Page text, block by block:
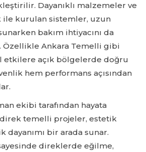
Dayanıklı malzemeler ve
ile kurulan sistemler, uzun
bakım ihtiyacını da
Ankara Temelli gibi
etkilere açık bölgelerde doğru
hem performans açısından
ekibi tarafından hayata
temelli projeler, estetik
bir arada sunar.
direklerde eğilme,